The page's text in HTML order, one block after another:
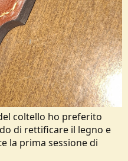
coltello ho preferito
di rettificare il legno e
la prima sessione di